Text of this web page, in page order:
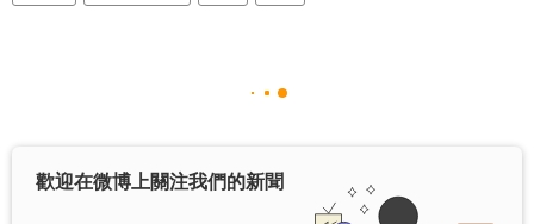
歡迎在微博上關注我們的新聞